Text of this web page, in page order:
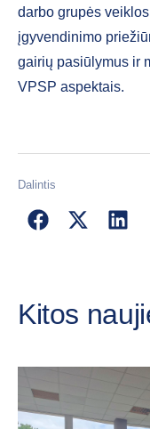
darbo grupės
įgyvendinimo
gairių pasiūlymus ir
VPSP aspektais.
Dalintis
Kitos